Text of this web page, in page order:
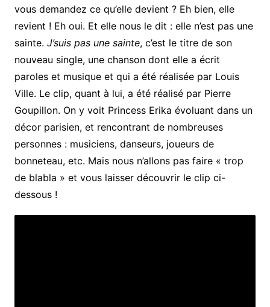
vous demandez ce qu’elle devient ? Eh bien, elle
revient ! Eh oui. Et elle nous le dit : elle n’est pas une
sainte. J’suis pas une sainte, c’est le titre de son
nouveau single, une chanson dont elle a écrit
paroles et musique et qui a été réalisée par Louis
Ville. Le clip, quant à lui, a été réalisé par Pierre
Goupillon. On y voit Princess Erika évoluant dans un
décor parisien, et rencontrant de nombreuses
personnes : musiciens, danseurs, joueurs de
bonneteau, etc. Mais nous n’allons pas faire « trop
de blabla » et vous laisser découvrir le clip ci-
dessous !